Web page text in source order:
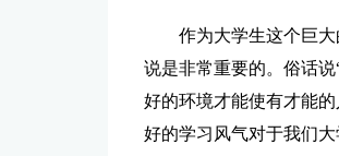
作为大学生这个巨
说是非常重要的。俗话
好的环境才能使有才能
好的学习风气对于我们